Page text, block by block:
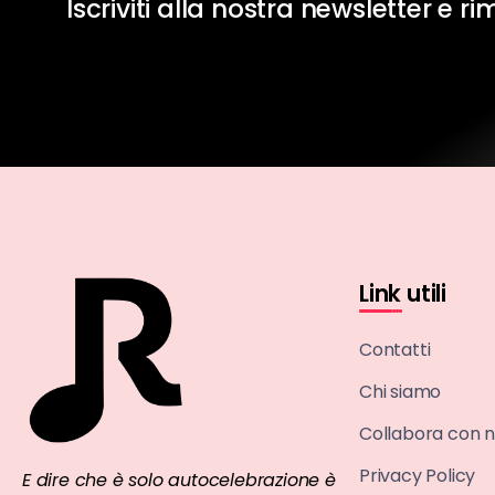
Iscriviti alla nostra newsletter e
E dire che è solo autocelebrazione è
Link utili
Contatti
Chi siamo
Collabora con
Privacy Policy